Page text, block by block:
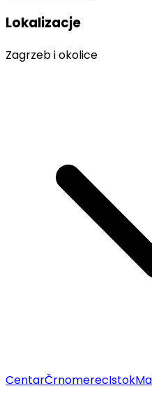
Lokalizacje
Zagrzeb i okolice
CentarČrnomerecIstok